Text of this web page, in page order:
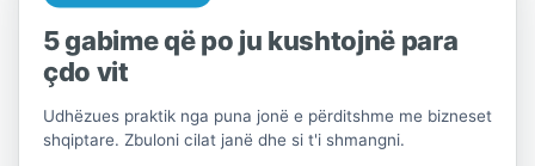
Asnjë rregullim nuk mund të kryhet
tatueshmërie të barabartë me zero,
5 gabime që po ju kushtojnë para
çdo vit
Udhëzues praktik nga puna jonë e përditshme me bizneset
shqiptare. Zbuloni cilat janë dhe si t'i shmangni.